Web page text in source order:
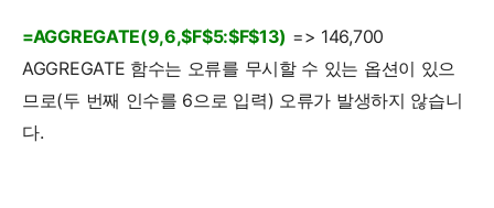
=AGGREGATE(9,6,$F$5:$F$13) => 146,700
AGGREGATE 함수는 오류를 무시할 수 있는 옵션이 있으
므로(두 번째 인수를 6으로 입력) 오류가 발생하지 않습니
다.